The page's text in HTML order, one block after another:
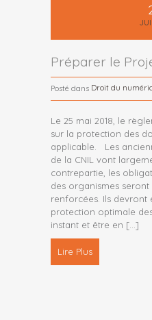
Préparer le
Posté dans Droit du
Le 25 mai 2018, le
sur la protection des
applicable. Les
de la CNIL vont
contrepartie, les
des organismes
renforcées. Ils devront
protection optimale
instant et être en […]
Lire Plus